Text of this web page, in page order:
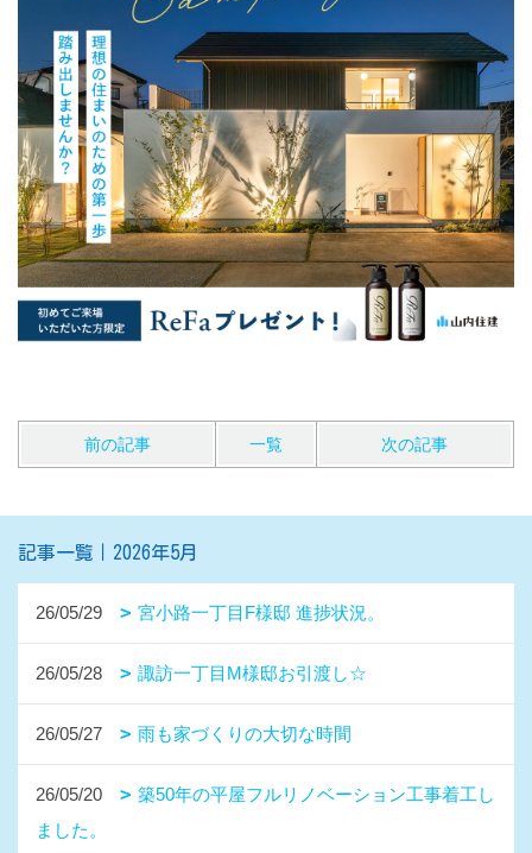
前の記事 一覧 次の記事
記事一覧｜2026年5月
26/05/29 宮小路一丁目F様邸 進捗状況。
26/05/28 諏訪一丁目M様邸お引渡し☆
26/05/27 雨も家づくりの大切な時間
26/05/20
築50年の平屋フルリノベーション工事着工し
ました。